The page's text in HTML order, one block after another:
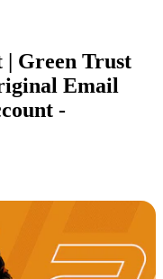
| Green Trust
Email
-